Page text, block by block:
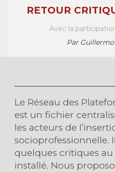
RETOUR
Avec la
Par
Le Réseau des
est un fichier
les acteurs de
socioprofessionnelle.
quelques critiques au
installé. Nous